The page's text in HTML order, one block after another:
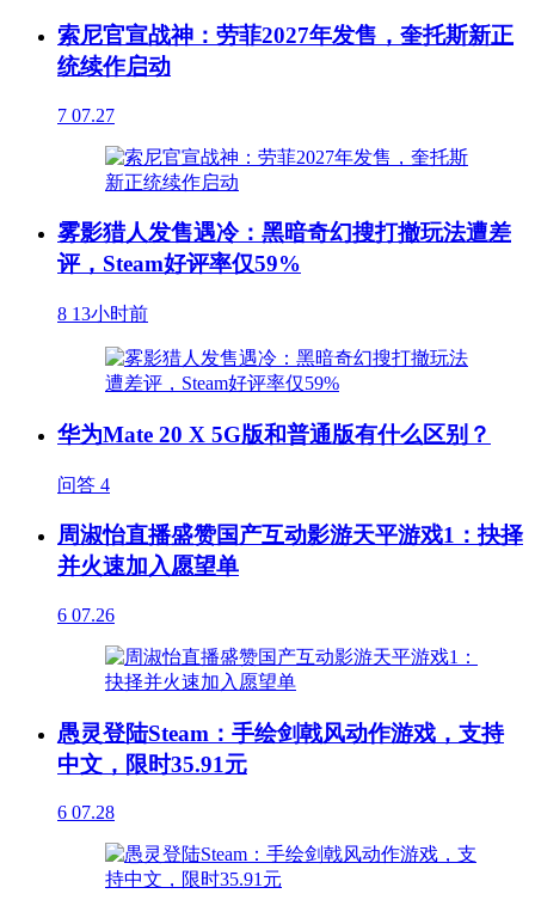
索尼官宣战神：劳菲2027年发售，奎托斯新正
统续作启动
7 07.27
雾影猎人发售遇冷：黑暗奇幻搜打撤玩法遭差
评，Steam好评率仅59%
8 13小时前
华为Mate 20 X 5G版和普通版有什么区别？
问答 4
周淑怡直播盛赞国产互动影游天平游戏1：抉择
并火速加入愿望单
6 07.26
愚灵登陆Steam：手绘剑戟风动作游戏，支持
中文，限时35.91元
6 07.28